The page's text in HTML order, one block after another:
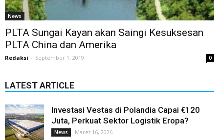
News
PLTA Sungai Kayan akan Saingi Kesuksesan
PLTA China dan Amerika
Redaksi - September 1, 2019 0
LATEST ARTICLE
Investasi Vestas di Polandia Capai €120
Juta, Perkuat Sektor Logistik Eropa?
News Maret 16, 2026